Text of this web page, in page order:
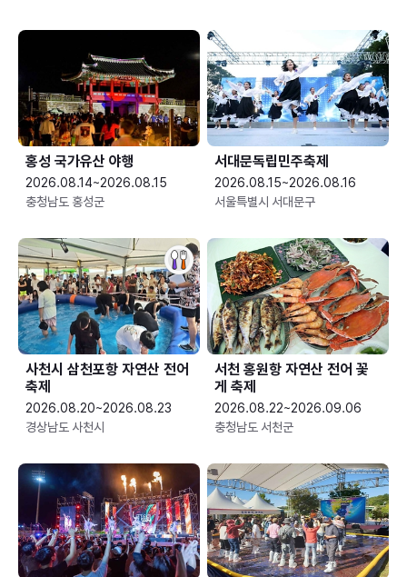
홍성 국가유산 야행
2026.08.14~2026.08.15
충청남도 홍성군
서대문독립민주축제
2026.08.15~2026.08.16
서울특별시 서대문구
사천시 삼천포항 자연산 전어
축제
2026.08.20~2026.08.23
경상남도 사천시
서천 홍원항 자연산 전어 꽃
게 축제
2026.08.22~2026.09.06
충청남도 서천군